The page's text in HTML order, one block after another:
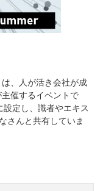
、人が活き会社が成
催するイベントで
定し、識者やエキス
さんと共有していま